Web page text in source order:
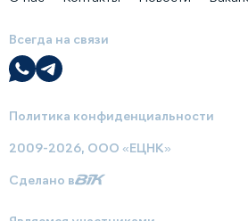
Всегда на связи
Политика конфиденциальности
2009-2026, ООО «ЕЦНК»
Сделано в